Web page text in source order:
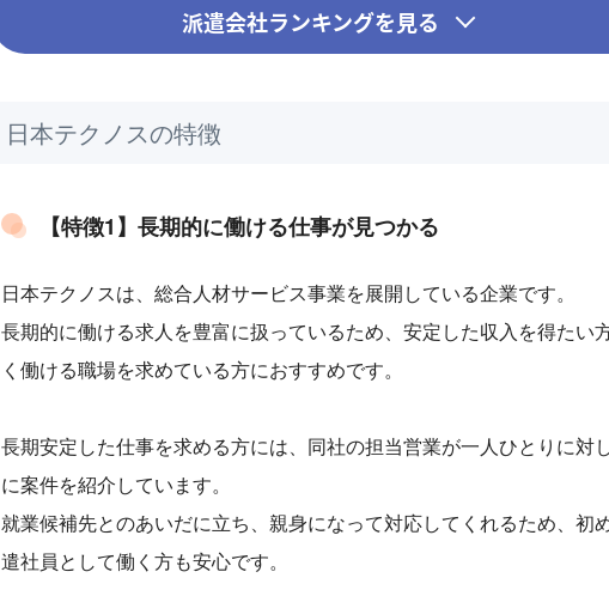
派遣会社ランキングを見る
日本テクノスの特徴
【特徴1】長期的に働ける仕事が見つかる
日本テクノスは、総合人材サービス事業を展開している企業です。
長期的に働ける求人を豊富に扱っているため、安定した収入を得たい
く働ける職場を求めている方におすすめです。
長期安定した仕事を求める方には、同社の担当営業が一人ひとりに対
に案件を紹介しています。
就業候補先とのあいだに立ち、親身になって対応してくれるため、初
遣社員として働く方も安心です。